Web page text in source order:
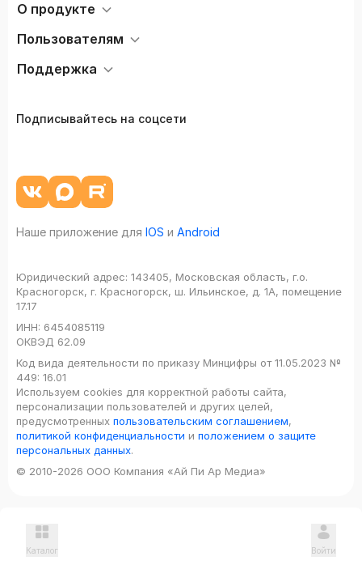
О продукте
Пользователям
Поддержка
Подписывайтесь на соцсети
Наше приложение для IOS и Android
Юридический адрес: 143405, Московская область, г.о.
Красногорск, г. Красногорск, ш. Ильинское, д. 1А, помещение
17.17
ИНН: 6454085119
ОКВЭД 62.09
Код вида деятельности по приказу Минцифры от 11.05.2023 №
449: 16.01
Используем cookies для корректной работы сайта,
персонализации пользователей и других целей,
предусмотренных пользовательским соглашением,
политикой конфиденциальности и положением о защите
персональных данных.
© 2010-2026 ООО Компания «Ай Пи Ар Медиа»
Каталог Войти